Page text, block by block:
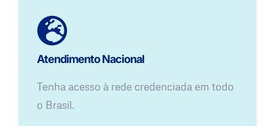
Atendimento Nacional
Tenha acesso à rede credenciada em todo
o Brasil.